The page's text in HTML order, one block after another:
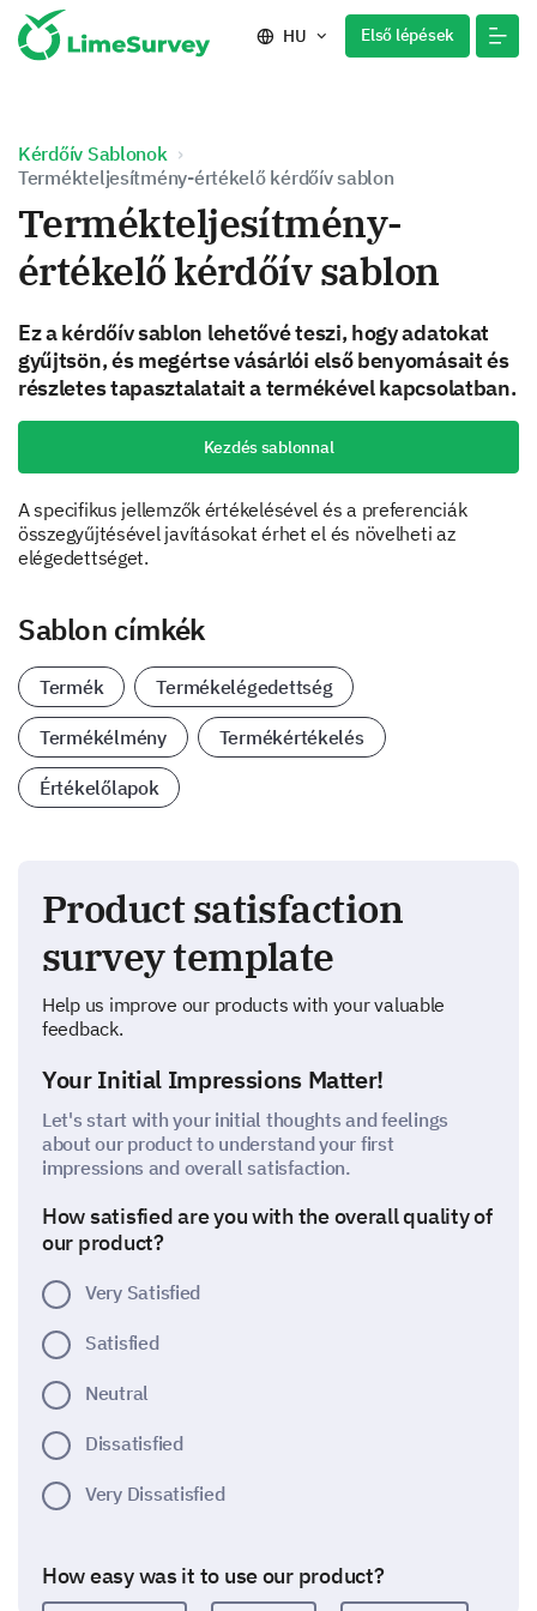
HU Első lépések
Kérdőív Sablonok
Termékteljesítmény-értékelő kérdőív sablon
Termékteljesítmény-
értékelő kérdőív sablon
Ez a kérdőív sablon lehetővé teszi, hogy adatokat
gyűjtsön, és megértse vásárlói első benyomásait és
részletes tapasztalatait a termékével kapcsolatban.
Kezdés sablonnal
A specifikus jellemzők értékelésével és a preferenciák
összegyűjtésével javításokat érhet el és növelheti az
elégedettséget.
Sablon címkék
Termék Termékelégedettség
Termékélmény Termékértékelés
Értékelőlapok
Product satisfaction
survey template
Help us improve our products with your valuable
feedback.
Your Initial Impressions Matter!
Let's start with your initial thoughts and feelings
about our product to understand your first
impressions and overall satisfaction.
How satisfied are you with the overall quality of
our product?
Very Satisfied
Satisfied
Neutral
Dissatisfied
Very Dissatisfied
How easy was it to use our product?